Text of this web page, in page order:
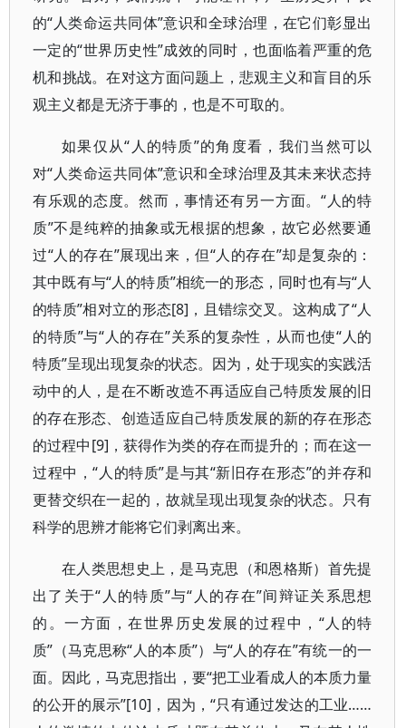
的“人类命运共同体”意识和全球治理，在它们彰显出
一定的“世界历史性”成效的同时，也面临着严重的危
机和挑战。在对这方面问题上，悲观主义和盲目的乐
观主义都是无济于事的，也是不可取的。
如果仅从“人的特质”的角度看，我们当然可以
对“人类命运共同体”意识和全球治理及其未来状态持
有乐观的态度。然而，事情还有另一方面。“人的特
质”不是纯粹的抽象或无根据的想象，故它必然要通
过“人的存在”展现出来，但“人的存在”却是复杂的：
其中既有与“人的特质”相统一的形态，同时也有与“人
的特质”相对立的形态[8]，且错综交叉。这构成了“人
的特质”与“人的存在”关系的复杂性，从而也使“人的
特质”呈现出现复杂的状态。因为，处于现实的实践活
动中的人，是在不断改造不再适应自己特质发展的旧
的存在形态、创造适应自己特质发展的新的存在形态
的过程中[9]，获得作为类的存在而提升的；而在这一
过程中，“人的特质”是与其“新旧存在形态”的并存和
更替交织在一起的，故就呈现出现复杂的状态。只有
科学的思辨才能将它们剥离出来。
在人类思想史上，是马克思（和恩格斯）首先提
出了关于“人的特质”与“人的存在”间辩证关系思想
的。一方面，在世界历史发展的过程中，“人的特
质”（马克思称“人的本质”）与“人的存在”有统一的一
面。因此，马克思指出，要“把工业看成人的本质力量
的公开的展示”[10]，因为，“只有通过发达的工业……